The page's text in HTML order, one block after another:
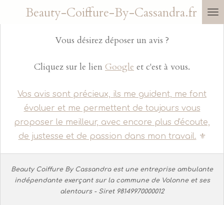
PasserBeauty-Coiffure-By-Cassandra.fr
Vous désirez déposer un avis ?
Cliquez sur le lien Google et c'est à vous.
Vos avis sont précieux, ils me guident, me font
évoluer et me permettent de toujours vous
proposer le meilleur, avec encore plus d'écoute,
de justesse et de passion dans mon travail. ⚜️
Beauty Coiffure By Cassandra est une entreprise ambulante
indépendante exerçant sur la commune de Volonne et ses
alentours - Siret 98149970000012